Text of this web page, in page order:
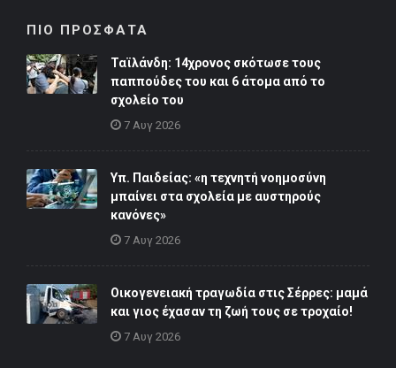
ΠΙΟ ΠΡΟΣΦΑΤΑ
Ταϊλάνδη: 14χρονος σκότωσε τους
παππούδες του και 6 άτομα από το
σχολείο του
7 Αυγ 2026
Υπ. Παιδείας: «η τεχνητή νοημοσύνη
μπαίνει στα σχολεία με αυστηρούς
κανόνες»
7 Αυγ 2026
Οικογενειακή τραγωδία στις Σέρρες: μαμά
και γιος έχασαν τη ζωή τους σε τροχαίο!
7 Αυγ 2026